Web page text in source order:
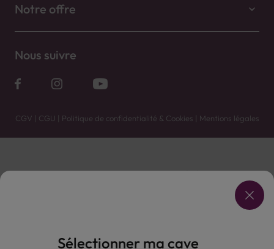
Notre offre
Nous suivre
CGV | CGU | Politique de confidentialité & Cookies | Mentions légales
Vente uniquement en caves. Contactez votre caviste pour plus de renseignements.
L'ABUS D'ALCOOL EST DANGEREUX POUR LA SANTÉ, À CONSOMMER AVEC MODÉRATION.
Sélectionner ma cave